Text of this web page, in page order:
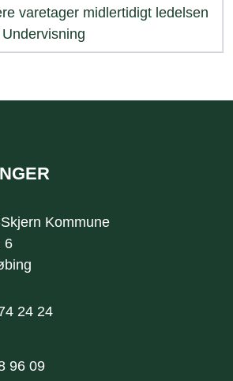
varetager midlertidigt ledelsen
Kommune
6
24 24
96 09